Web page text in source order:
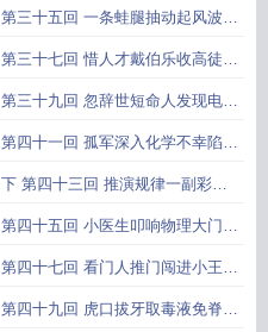
新原理一时沉埋永放光质量守恒定
律的发现
第三十五回 一条蛙腿抽动起风波两
位能人斗法显神通电压的发现
第三十七回 惜人才戴伯乐收高徒妒
新秀法拉第遭白眼电磁感应的发现
第三十九回 忽辞世短命人发现电磁
波见讣告有志者发明无线电电磁波
的发现和使用
第四十一回 孤军深入化学不幸陷困
境天降奇兵物理仗义助其功光谱分
析法的创立
下 第四十三回 推演规律一副彩牌
定乾坤预言未知十种元素都找到元
素周期律的发现
第四十五回 小医生叩响物理大门啤
酒匠发现科学新理能量守恒和转化
定律的发现
第四十七回 看门人推门闯进小王国
磨镜翁窥镜发现微生物微生物的发
第四十九回 虎口拔牙取毒液免脊烧